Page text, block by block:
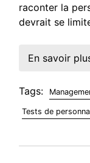
raconter la
devrait se
En savoir
Tags:
Tests de